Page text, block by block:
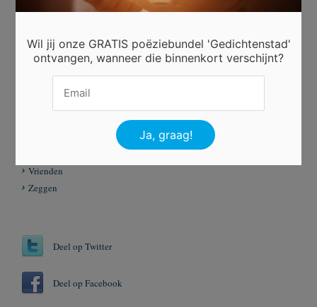
Lisa
Beoordeel dit gedicht
Er is 4 keer gestemd.
Vrienden
Zeggen
Deel op Twitter
Deel op Facebook
Wil jij onze GRATIS poëziebundel 'Gedichtenstad'
ontvangen, wanneer die binnenkort verschijnt?